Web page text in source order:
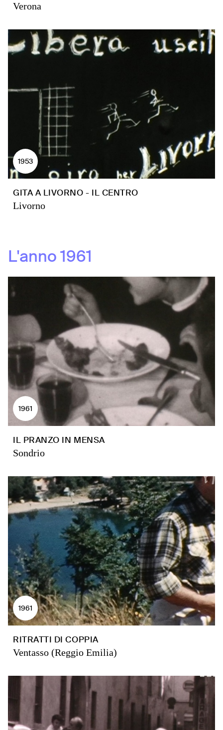
Verona
1953
GITA A LIVORNO - IL CENTRO
Livorno
L'anno1961
1961
IL PRANZO IN MENSA
Sondrio
1961
RITRATTI DI COPPIA
Ventasso (Reggio Emilia)